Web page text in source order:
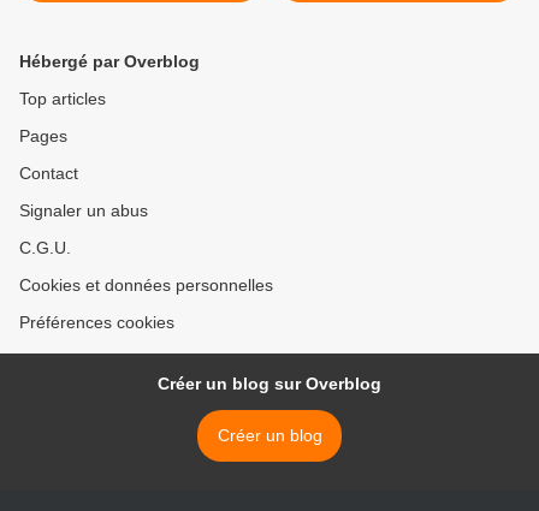
Hébergé par Overblog
Top articles
Pages
Contact
Signaler un abus
C.G.U.
Cookies et données personnelles
Préférences cookies
Créer un blog sur Overblog
Créer un blog